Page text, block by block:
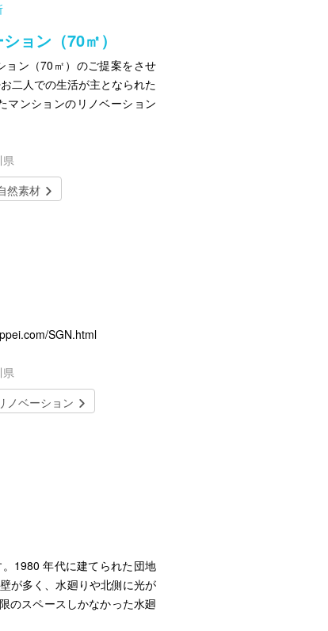
ョン（70㎡）
ョン（70㎡）のご提案をさせ
二人での生活が主となられた
マンションのリノベーション
県
然素材
SGN.html
県
ノベーション
1980 年代に建てられた団地
が多く、水廻りや北側に光が
のスペースしかなかった水廻